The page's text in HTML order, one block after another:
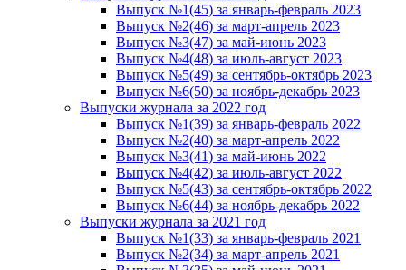
Выпуск №1(45) за январь-февраль 2023
Выпуск №2(46) за март-апрель 2023
Выпуск №3(47) за май-июнь 2023
Выпуск №4(48) за июль-август 2023
Выпуск №5(49) за сентябрь-октябрь 2023
Выпуск №6(50) за ноябрь-декабрь 2023
Выпуски журнала за 2022 год
Выпуск №1(39) за январь-февраль 2022
Выпуск №2(40) за март-апрель 2022
Выпуск №3(41) за май-июнь 2022
Выпуск №4(42) за июль-август 2022
Выпуск №5(43) за сентябрь-октябрь 2022
Выпуск №6(44) за ноябрь-декабрь 2022
Выпуски журнала за 2021 год
Выпуск №1(33) за январь-февраль 2021
Выпуск №2(34) за март-апрель 2021